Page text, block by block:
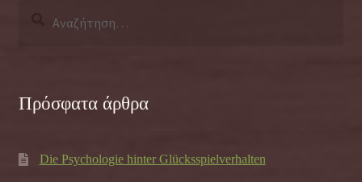
Πρόσφατα άρθρα
Die Psychologie hinter Glücksspielverhalten